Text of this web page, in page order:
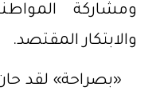
ومشاركة
والابتكار المقتصد.
«بصراحة» لقد